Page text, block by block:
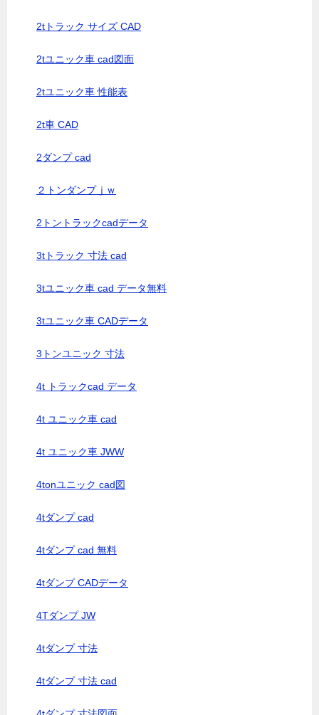
2tトラック サイズ CAD
2tユニック車 cad図面
2tユニック車 性能表
2t車 CAD
2ダンプ cad
２トンダンプｊｗ
2トントラックcadデータ
3tトラック 寸法 cad
3tユニック車 cad データ無料
3tユニック車 CADデータ
3トンユニック 寸法
4t トラックcad データ
4t ユニック車 cad
4t ユニック車 JWW
4tonユニック cad図
4tダンプ cad
4tダンプ cad 無料
4tダンプ CADデータ
4Tダンプ JW
4tダンプ 寸法
4tダンプ 寸法 cad